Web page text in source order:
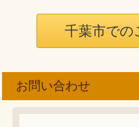
千葉市での
お問い合わせ